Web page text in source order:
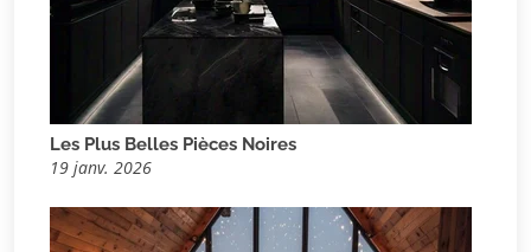
Les Plus Belles Pièces Noires
19 janv. 2026